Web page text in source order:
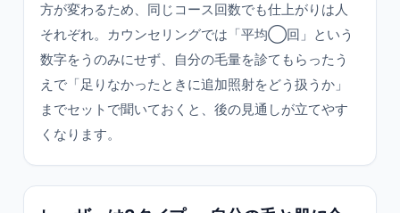
方が変わるため、同じコース回数でも仕上がりは人
それぞれ。カウンセリングでは「平均◯回」という
数字をうのみにせず、自分の毛量を診てもらったう
えで「足りなかったときに追加照射をどう扱うか」
までセットで聞いておくと、後の見通しが立てやす
くなります。